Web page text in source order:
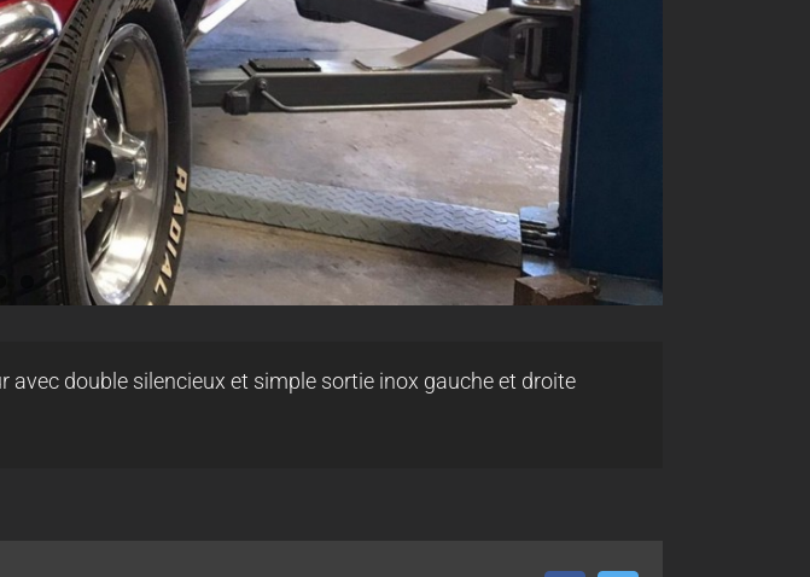
double silencieux et simple sortie inox gauche et droite